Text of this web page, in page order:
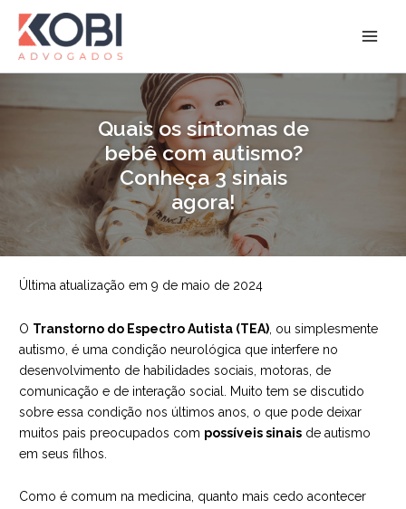
para
conteúdo
Quais os sintomas de
bebê com autismo?
Conheça 3 sinais
agora!
Última atualização em 9 de maio de 2024
O Transtorno do Espectro Autista (TEA) , ou simplesmente
autismo, é uma condição neurológica que interfere no
desenvolvimento de habilidades sociais, motoras, de
comunicação e de interação social. Muito tem se discutido
sobre essa condição nos últimos anos, o que pode deixar
muitos pais preocupados com possíveis sinais de autismo
em seus filhos.
Como é comum na medicina, quanto mais cedo acontecer